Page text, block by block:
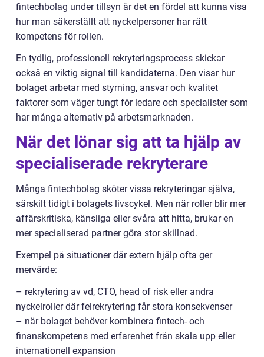
fintechbolag under tillsyn är det en fördel att kunna visa
hur man säkerställt att nyckelpersoner har rätt
kompetens för rollen.
En tydlig, professionell rekryteringsprocess skickar
också en viktig signal till kandidaterna. Den visar hur
bolaget arbetar med styrning, ansvar och kvalitet
faktorer som väger tungt för ledare och specialister som
har många alternativ på arbetsmarknaden.
När det lönar sig att ta hjälp av
specialiserade rekryterare
Många fintechbolag sköter vissa rekryteringar själva,
särskilt tidigt i bolagets livscykel. Men när roller blir mer
affärskritiska, känsliga eller svåra att hitta, brukar en
mer specialiserad partner göra stor skillnad.
Exempel på situationer där extern hjälp ofta ger
mervärde:
– rekrytering av vd, CTO, head of risk eller andra
nyckelroller där felrekrytering får stora konsekvenser
– när bolaget behöver kombinera fintech- och
finanskompetens med erfarenhet från skala upp eller
internationell expansion